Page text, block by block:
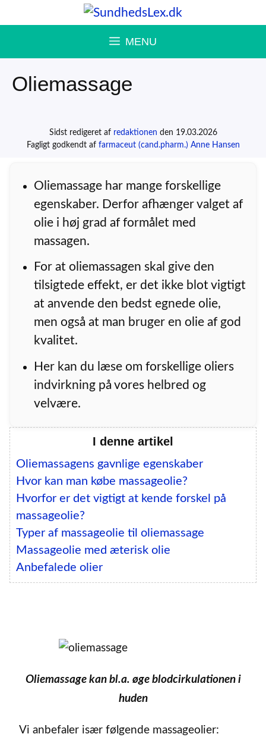
til
MENU
Oliemassage
Sidst redigeret af redaktionen den 19.03.2026
Fagligt godkendt af farmaceut (cand.pharm.) Anne Hansen
Oliemassage har mange forskellige
egenskaber. Derfor afhænger valget af
olie i høj grad af formålet med
massagen.
For at oliemassagen skal give den
tilsigtede effekt, er det ikke blot vigtigt
at anvende den bedst egnede olie,
men også at man bruger en olie af god
kvalitet.
Her kan du læse om forskellige oliers
indvirkning på vores helbred og
velvære.
I denne artikel
Oliemassagens gavnlige egenskaber
Hvor kan man købe massageolie?
Hvorfor er det vigtigt at kende forskel på
massageolie?
Typer af massageolie til oliemassage
Massageolie med æterisk olie
Anbefalede olier
Oliemassage kan bl.a. øge blodcirkulationen i
huden
Vi anbefaler især følgende massageolier: